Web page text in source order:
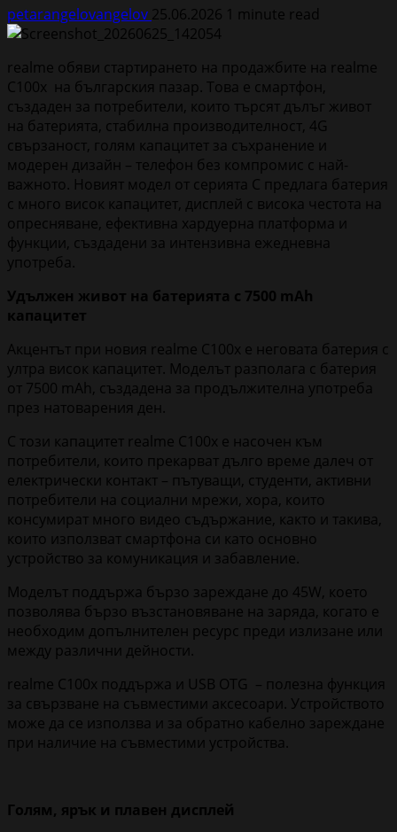
petarangelovangelov 25.06.2026 1 minute read
realme обяви стартирането на продажбите на realme
C100x на българския пазар. Това е смартфон,
създаден за потребители, които търсят дълъг живот
на батерията, стабилна производителност, 4G
свързаност, голям капацитет за съхранение и
модерен дизайн – телефон без компромис с най-
важното. Новият модел от серията C предлага батерия
с много висок капацитет, дисплей с висока честота на
опресняване, ефективна хардуерна платформа и
функции, създадени за интензивна ежедневна
употреба.
Удължен живот на батерията с 7500 mAh
капацитет
Акцентът при новия realme C100x е неговата батерия с
ултра висок капацитет. Моделът разполага с батерия
от 7500 mAh, създадена за продължителна употреба
през натоварения ден.
С този капацитет realme C100x е насочен към
потребители, които прекарват дълго време далеч от
електрически контакт – пътуващи, студенти, активни
потребители на социални мрежи, хора, които
консумират много видео съдържание, както и такива,
които използват смартфона си като основно
устройство за комуникация и забавление.
Моделът поддържа бързо зареждане до 45W, което
позволява бързо възстановяване на заряда, когато е
необходим допълнителен ресурс преди излизане или
между различни дейности.
realme C100x поддържа и USB OTG – полезна функция
за свързване на съвместими аксесоари. Устройството
може да се използва и за обратно кабелно зареждане
при наличие на съвместими устройства.
Голям, ярък и плавен дисплей